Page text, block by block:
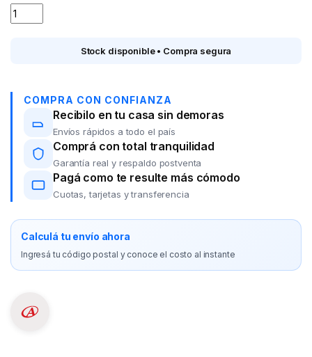
SMART TV 65" 4K NOBLEX DK65X7500 Google TV quantity
Stock disponible • Compra segura
COMPRA CON CONFIANZA
Recibilo en tu casa sin demoras
Envíos rápidos a todo el país
Comprá con total tranquilidad
Garantía real y respaldo postventa
Pagá como te resulte más cómodo
Cuotas, tarjetas y transferencia
Calculá tu envío ahora
Ingresá tu código postal y conoce el costo al instante